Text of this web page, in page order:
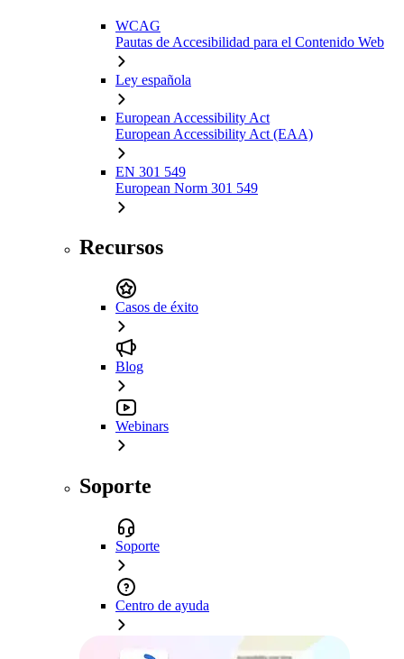
WCAG
Pautas de Accesibilidad para el Contenido Web
Ley española
European Accessibility Act
European Accessibility Act (EAA)
EN 301 549
European Norm 301 549
Recursos
Casos de éxito
Blog
Webinars
Soporte
Soporte
Centro de ayuda